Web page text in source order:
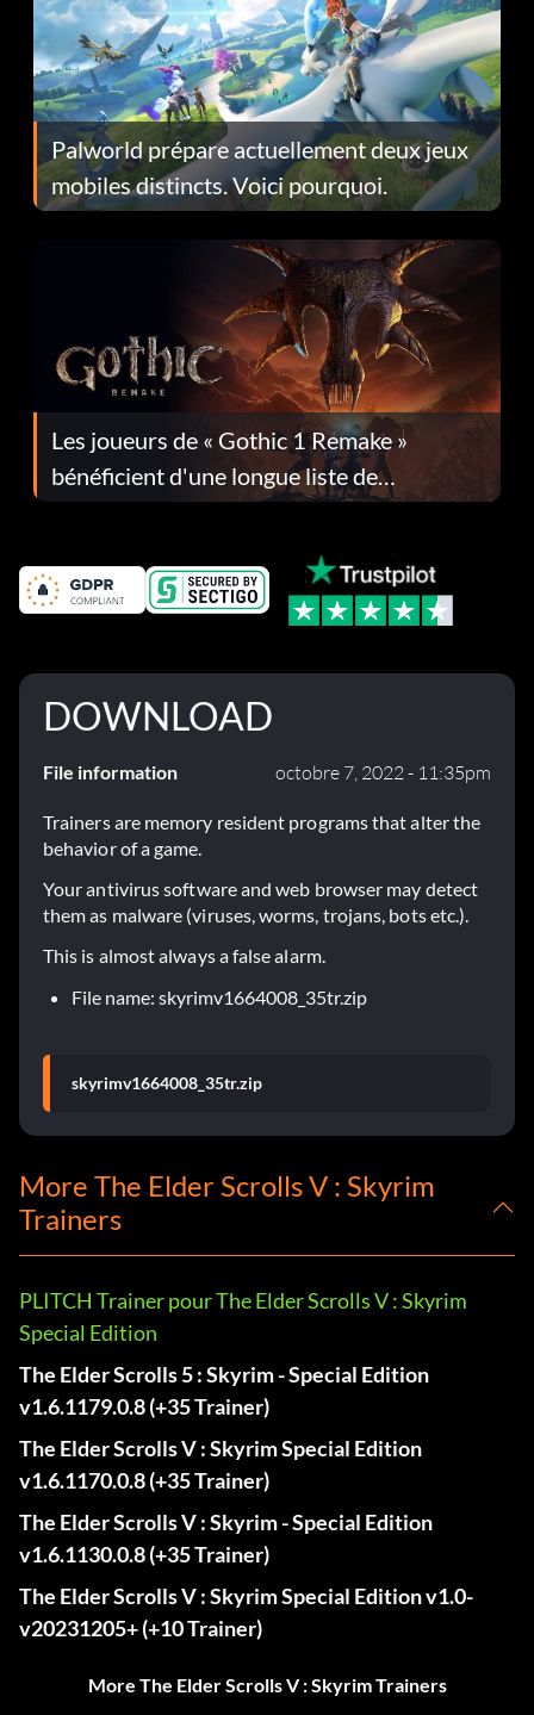
Palworld prépare actuellement deux jeux
mobiles distincts. Voici pourquoi.
Les joueurs de « Gothic 1 Remake »
bénéficient d'une longue liste de
corrections dans la mise à jour 1.0.4
DOWNLOAD
File information octobre 7, 2022 - 11:35pm
Trainers are memory resident programs that alter the
behavior of a game.
Your antivirus software and web browser may detect
them as malware (viruses, worms, trojans, bots etc.).
This is almost always a false alarm.
File name: skyrimv1664008_35tr.zip
skyrimv1664008_35tr.zip
More The Elder Scrolls V : Skyrim
Trainers
PLITCH Trainer pour The Elder Scrolls V : Skyrim
Special Edition
The Elder Scrolls 5 : Skyrim - Special Edition
v1.6.1179.0.8 (+35 Trainer)
The Elder Scrolls V : Skyrim Special Edition
v1.6.1170.0.8 (+35 Trainer)
The Elder Scrolls V : Skyrim - Special Edition
v1.6.1130.0.8 (+35 Trainer)
The Elder Scrolls V : Skyrim Special Edition v1.0-
v20231205+ (+10 Trainer)
More The Elder Scrolls V : Skyrim Trainers